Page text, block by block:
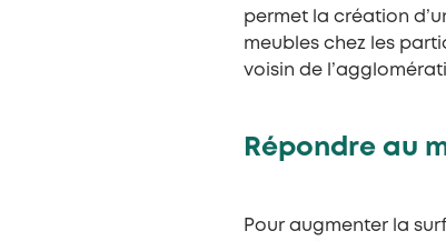
permet la création
meubles chez les
voisin de
Répondre au
Pour augmenter la